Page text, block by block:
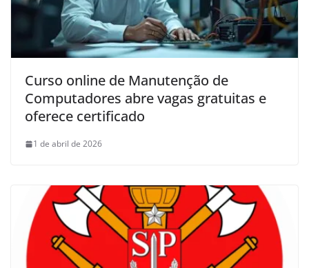
Curso online de Manutenção de
Computadores abre vagas gratuitas e
oferece certificado
1 de abril de 2026